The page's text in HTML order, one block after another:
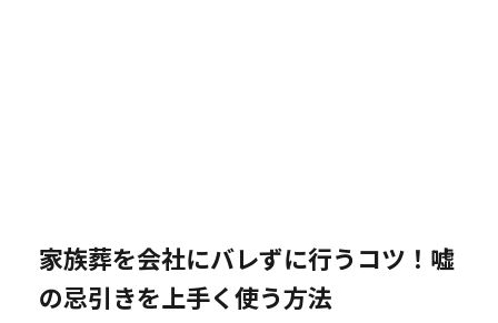
家族葬を会社にバレずに行うコツ！嘘
の忌引きを上手く使う方法